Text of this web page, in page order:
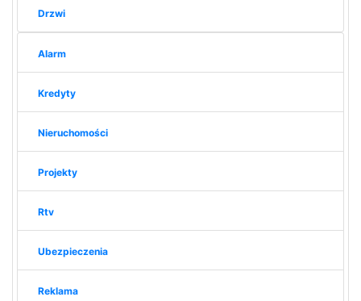
Drzwi
Alarm
Kredyty
Nieruchomości
Projekty
Rtv
Ubezpieczenia
Reklama